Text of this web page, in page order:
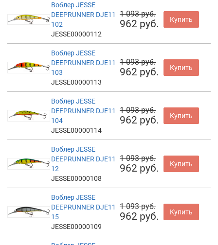
Воблер JESSE
DEEPRUNNER DJE11
102
JESSE00000112
1 093 руб.
962 руб. Купить
Воблер JESSE
DEEPRUNNER DJE11
103
JESSE00000113
1 093 руб.
962 руб. Купить
Воблер JESSE
DEEPRUNNER DJE11
104
JESSE00000114
1 093 руб.
962 руб. Купить
Воблер JESSE
DEEPRUNNER DJE11
12
JESSE00000108
1 093 руб.
962 руб. Купить
Воблер JESSE
DEEPRUNNER DJE11
15
JESSE00000109
1 093 руб.
962 руб. Купить